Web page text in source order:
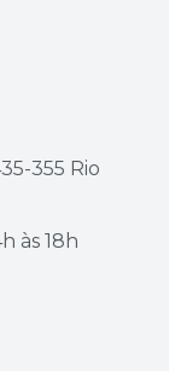
355 Rio
às 18h